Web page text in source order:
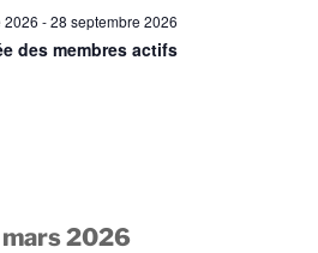
2026 -28 septembre 2026
des membres actifs
2026